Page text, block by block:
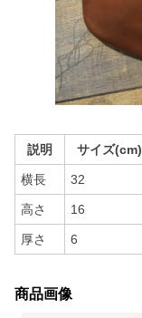
説明 サイズ(cm)
横長 32
高さ 16
厚さ 6
商品画像